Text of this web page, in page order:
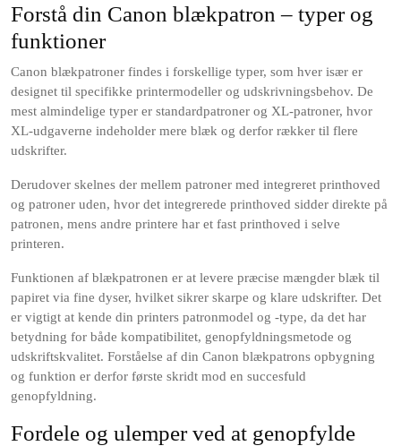
Forstå din Canon blækpatron – typer og
funktioner
Canon blækpatroner findes i forskellige typer, som hver især er
designet til specifikke printermodeller og udskrivningsbehov. De
mest almindelige typer er standardpatroner og XL-patroner, hvor
XL-udgaverne indeholder mere blæk og derfor rækker til flere
udskrifter.
Derudover skelnes der mellem patroner med integreret printhoved
og patroner uden, hvor det integrerede printhoved sidder direkte på
patronen, mens andre printere har et fast printhoved i selve
printeren.
Funktionen af blækpatronen er at levere præcise mængder blæk til
papiret via fine dyser, hvilket sikrer skarpe og klare udskrifter. Det
er vigtigt at kende din printers patronmodel og -type, da det har
betydning for både kompatibilitet, genopfyldningsmetode og
udskriftskvalitet. Forståelse af din Canon blækpatrons opbygning
og funktion er derfor første skridt mod en succesfuld
genopfyldning.
Fordele og ulemper ved at genopfylde